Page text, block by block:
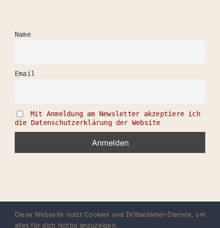
Name
Email
Mit Anmeldung am Newsletter akzeptiere ich
die Datenschutzerklärung der Website
Diese Webseite nutzt Cookies und Drittanbieter-Dienste, um
alles für dich richtig anzuzeigen.